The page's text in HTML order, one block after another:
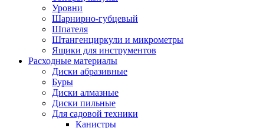
Уровни
Шарнирно-губцевый
Шпателя
Штангенциркули и микрометры
Ящики для инструментов
Расходные материалы
Диски абразивные
Буры
Диски алмазные
Диски пильные
Для садовой техники
Канистры